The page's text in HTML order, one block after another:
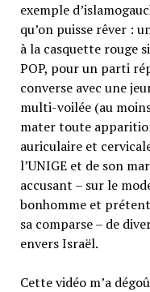
exemple
qu’on puisse rêver :
à la casquette rouge
POP, pour un parti
converse avec une
multi-voilée (au
mater toute
auriculaire et
l’UNIGE et de son
accusant – sur le
bonhomme et
sa comparse – de
envers Israël.
Cette vidéo m’a